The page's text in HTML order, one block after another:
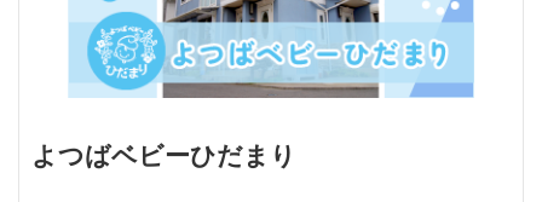
よつばベビーひだまり